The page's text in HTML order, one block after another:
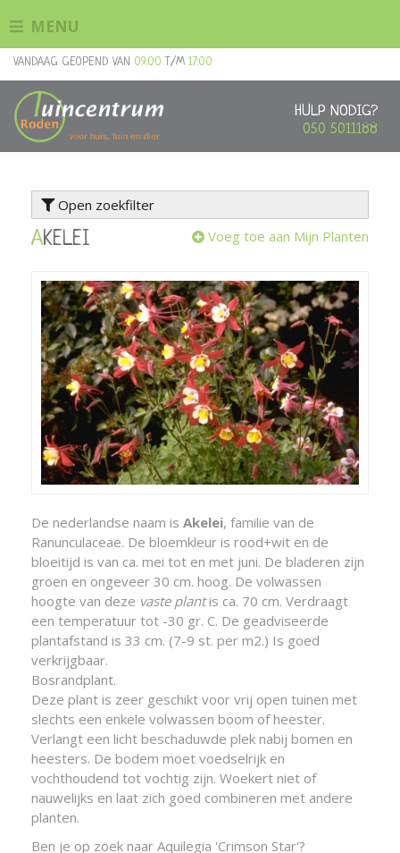
n
HULP NODIG?
050 5011188
VANDAAG GEOPEND VAN 09:00 T/M 17:00
MENU
Open zoekfilter
AKELEI Voeg toe aan Mijn Planten
De nederlandse naam is Akelei, familie van de
Ranunculaceae. De bloemkleur is rood+wit en de
bloeitijd is van ca. mei tot en met juni. De bladeren zijn
groen en ongeveer 30 cm. hoog. De volwassen
hoogte van deze vaste plantis ca. 70 cm. Verdraagt
een temperatuur tot -30 gr. C. De geadviseerde
plantafstand is 33 cm. (7-9 st. per m2.) Is goed
verkrijgbaar.
Bosrandplant.
Deze plant is zeer geschikt voor vrij open tuinen met
slechts een enkele volwassen boom of heester.
Verlangt een licht beschaduwde plek nabij bomen en
heesters. De bodem moet voedselrijk en
vochthoudend tot vochtig zijn. Woekert niet of
nauwelijks en laat zich goed combineren met andere
planten.
Ben je op zoek naar Aquilegia 'Crimson Star'?